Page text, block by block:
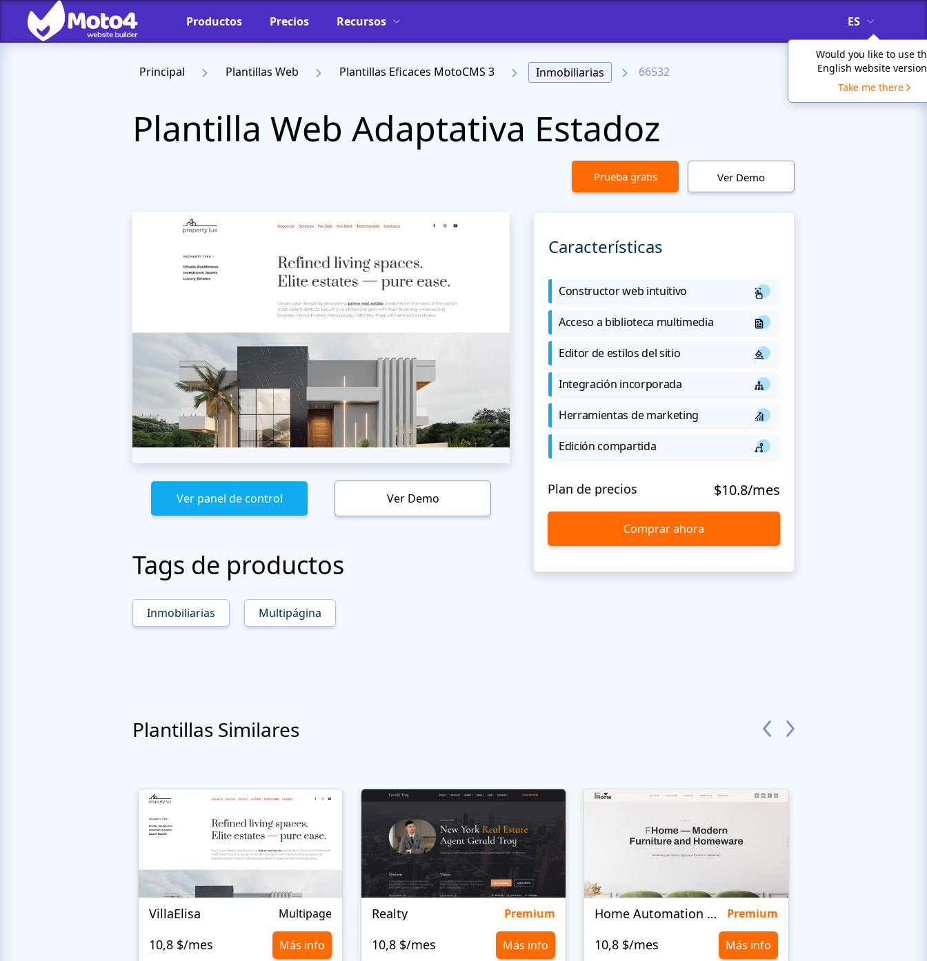
Productos Precios Recursos ES
Would you like to use
English website
Take me there
Principal Plantillas Web Plantillas Eficaces MotoCMS 3 Inmobiliarias 66532
Plantilla Web Adaptativa Estadoz
Prueba gratis Ver Demo
Ver panel de control Ver Demo
Tags de productos
Inmobiliarias Multipágina
Características
Constructor web intuitivo
Acceso a biblioteca multimedia
Editor de estilos del sitio
Integración incorporada
Herramientas de marketing
Edición compartida
Plan de precios $10.8/mes
Comprar ahora
Plantillas Similares
VillaElisa Multipage
10,8 $/mes Más info
Realty Premium
10,8 $/mes Más info
Home Automation Company Premium
10,8 $/mes Más info